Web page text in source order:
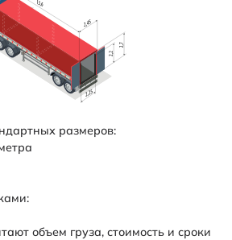
размеров:
объем груза, стоимость и сроки